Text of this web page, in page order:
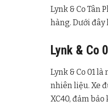
Lynk & Co Tân
hàng. Dưới
Lynk & Co
Lynk & Co 01
nhiên liệu. Xe
XC40, đảm